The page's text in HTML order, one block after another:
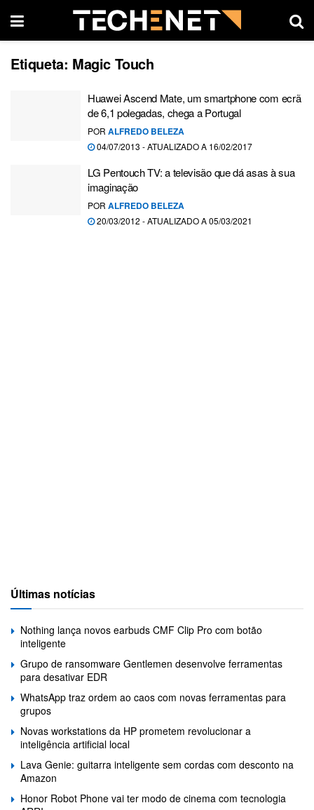
Etiqueta: Magic Touch
Huawei Ascend Mate, um smartphone com ecrã
de 6,1 polegadas, chega a Portugal
POR ALFREDO BELEZA
04/07/2013 - ATUALIZADO A 16/02/2017
LG Pentouch TV: a televisão que dá asas à sua
imaginação
POR ALFREDO BELEZA
20/03/2012 - ATUALIZADO A 05/03/2021
Últimas notícias
Nothing lança novos earbuds CMF Clip Pro com botão
inteligente
Grupo de ransomware Gentlemen desenvolve ferramentas
para desativar EDR
WhatsApp traz ordem ao caos com novas ferramentas para
grupos
Novas workstations da HP prometem revolucionar a
inteligência artificial local
Lava Genie: guitarra inteligente sem cordas com desconto na
Amazon
Honor Robot Phone vai ter modo de cinema com tecnologia